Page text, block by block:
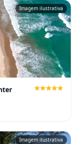
Imagem ilustrativa
Imagem ilustrativa